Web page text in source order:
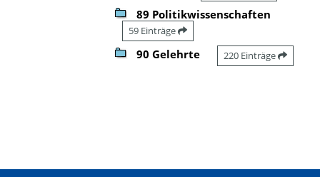
89 Politikwissenschaften
59 Einträge
90 Gelehrte 220 Einträge